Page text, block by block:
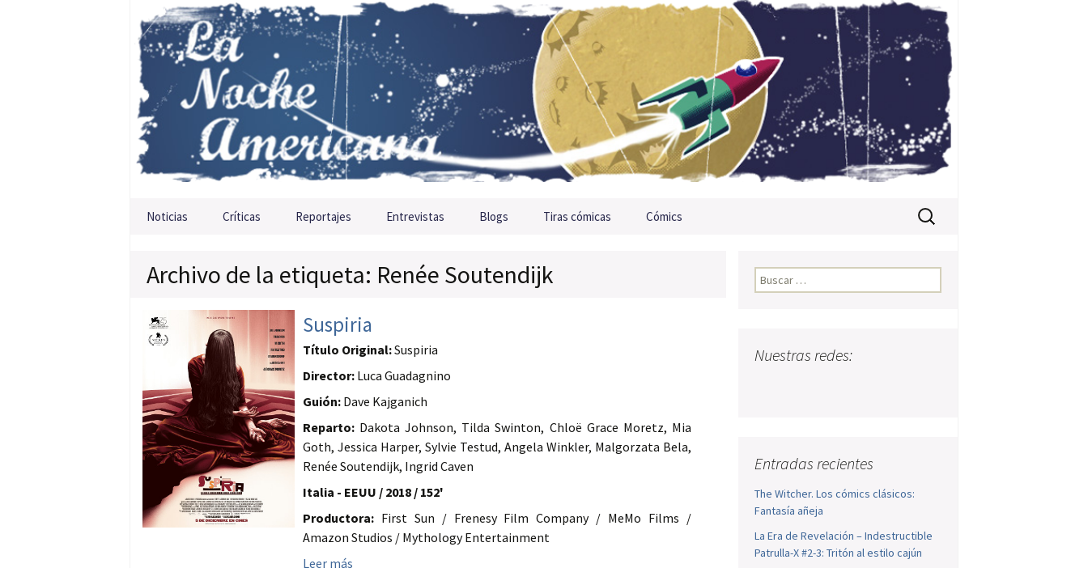
Saltar al contenido
Noticias Críticas Reportajes Entrevistas Blogs Tiras cómicas Cómics Buscar:
Archivo de la etiqueta: Renée Soutendijk
Suspiria
Título Original:Suspiria
Director: Luca Guadagnino
Guión: Dave Kajganich
Reparto: Dakota Johnson, Tilda Swinton, Chloë Grace Moretz, Mia
Goth, Jessica Harper, Sylvie Testud, Angela Winkler, Malgorzata Bela,
Renée Soutendijk, Ingrid Caven
Italia - EEUU / 2018 / 152'
Productora: First Sun / Frenesy Film Company / MeMo Films /
Amazon Studios / Mythology Entertainment
Leer más
Buscar:
Nuestras redes:
Entradas recientes
The Witcher. Los cómics clásicos:
Fantasía añeja
La Era de Revelación – Indestructible
Patrulla-X #2-3: Tritón al estilo cajún